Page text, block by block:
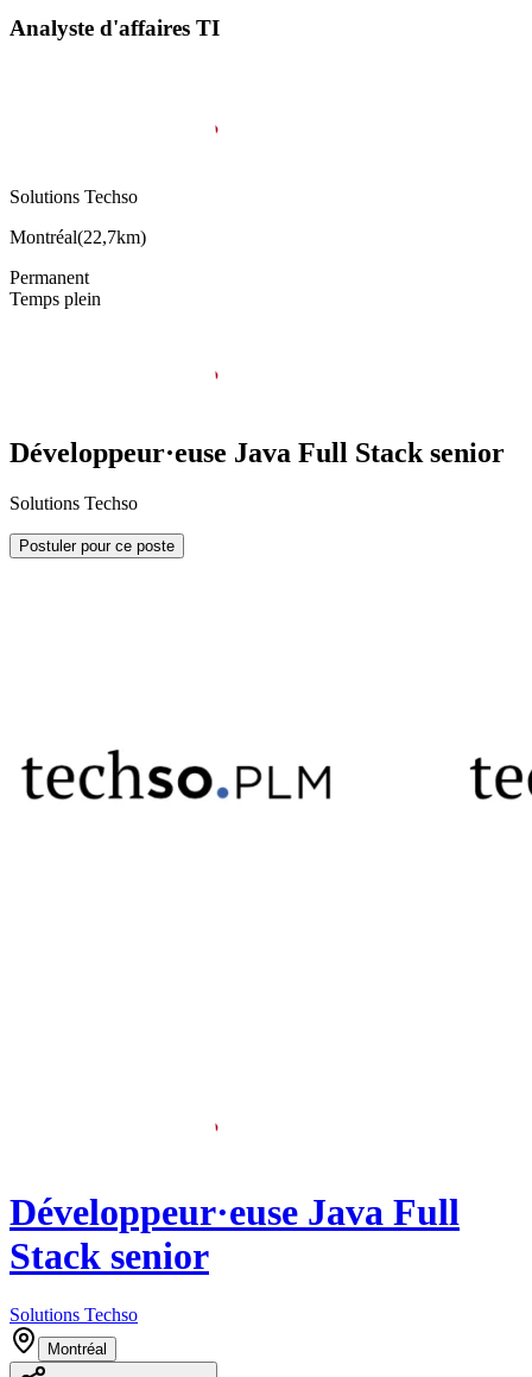
Analyste d'affaires TI
Solutions Techso
Montréal(22,7km)
Permanent
Temps plein
Développeur·euse Java Full Stack senior
Solutions Techso
Postuler pour ce poste
Développeur·euse Java Full
Stack senior
Solutions Techso
Montréal